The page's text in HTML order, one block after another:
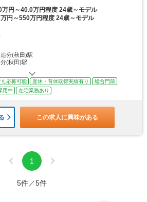
万円～40.0万円程度 24歳～モデル
万円～550万円程度 24歳～モデル
追分(秋田)駅
分(秋田)駅
応募可能 産休・育休取得実績有り
総合門前
用中 在宅業務あり
この求人に興味がある
1
5件／5件